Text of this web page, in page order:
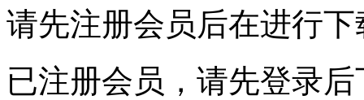
请先注册会员后在进行下
已注册会员，请先登录后